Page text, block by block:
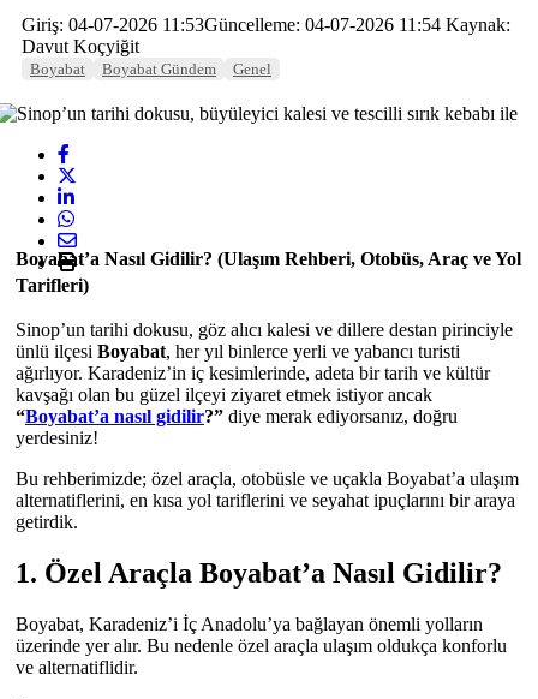
Giriş: 04-07-2026 11:53Güncelleme: 04-07-2026 11:54 Kaynak:
Davut Koçyiğit
Boyabat Boyabat Gündem Genel
Boyabat’a Nasıl Gidilir? (Ulaşım Rehberi, Otobüs, Araç ve Yol
Tarifleri)
Sinop’un tarihi dokusu, göz alıcı kalesi ve dillere destan pirinciyle
ünlü ilçesi Boyabat, her yıl binlerce yerli ve yabancı turisti
ağırlıyor. Karadeniz’in iç kesimlerinde, adeta bir tarih ve kültür
kavşağı olan bu güzel ilçeyi ziyaret etmek istiyor ancak
“Boyabat’a nasıl gidilir?” diye merak ediyorsanız, doğru
yerdesiniz!
Bu rehberimizde; özel araçla, otobüsle ve uçakla Boyabat’a ulaşım
alternatiflerini, en kısa yol tariflerini ve seyahat ipuçlarını bir araya
getirdik.
1. Özel Araçla Boyabat’a Nasıl Gidilir?
Boyabat, Karadeniz’i İç Anadolu’ya bağlayan önemli yolların
üzerinde yer alır. Bu nedenle özel araçla ulaşım oldukça konforlu
ve alternatiflidir.